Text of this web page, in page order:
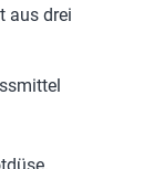
aus drei